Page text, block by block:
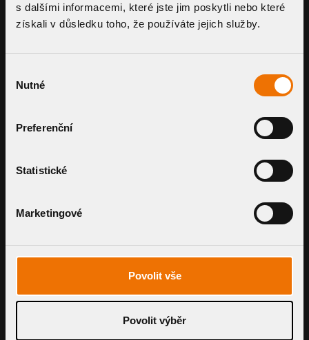
s dalšími informacemi, které jste jim poskytli nebo které
získali v důsledku toho, že používáte jejich služby.
souhlasu
Nutné
Preferenční
Statistické
Marketingové
Povolit vše
Povolit výběr
bitumen sleeve
TW - S BIT
Vertical roof
sleeve
DETAIL
PRODUCTS
Use our smart tools to calculate price